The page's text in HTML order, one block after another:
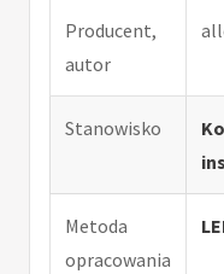
Producent,
autor
Stanowisko
Metoda
opracowania